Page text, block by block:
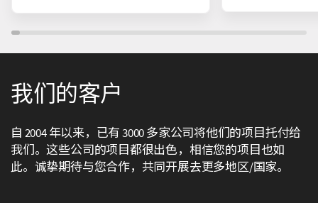
我们的客户
自 2004 年以来，已有 3000 多家公司将他们的项目托付给
我们。这些公司的项目都很出色，相信您的项目也如
此。诚挚期待与您合作，共同开展去更多地区/国家。